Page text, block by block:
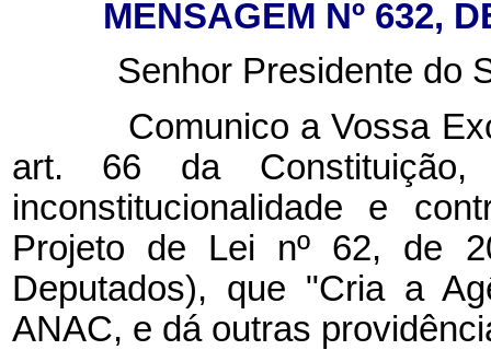
MENSAGEM Nº 632,
Senhor Presidente do
Comunico a Vossa
art. 66 da Constituição,
inconstitucionalidade e
Projeto de Lei nº 62, de
Deputados), que "Cria a
ANAC, e dá outras